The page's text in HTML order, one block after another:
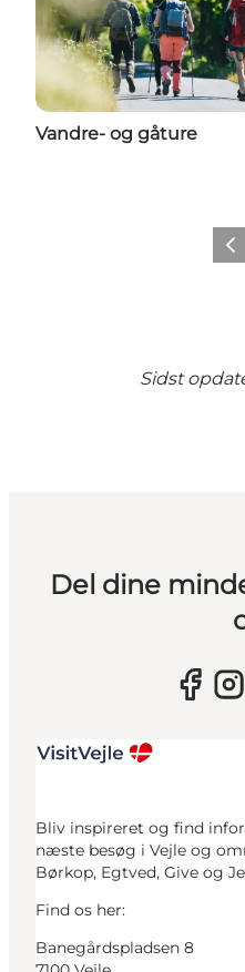
Vandre- og gåture
Sidst
Del dine
Bliv inspireret og find
næste besøg i Vejle og
Børkop, Egtved, Give og
Find os her:
Banegårdspladsen 8